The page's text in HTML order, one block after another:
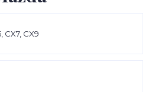
CX7, CX9